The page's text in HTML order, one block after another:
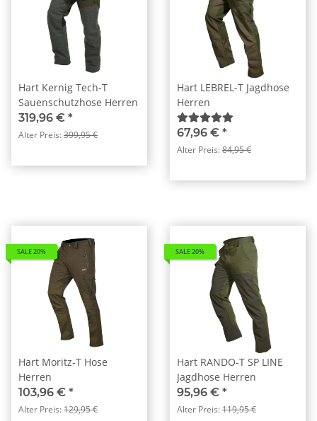
Hart Kernig Tech-T
Sauenschutzhose Herren
319,96 € *
Alter Preis:399,95 €
Hart LEBREL-T Jagdhose
Herren
67,96 € *
Alter Preis:84,95 €
SALE 20%
Hart Moritz-T Hose
Herren
103,96 € *
Alter Preis:129,95 €
SALE 20%
Hart RANDO-T SP LINE
Jagdhose Herren
95,96 € *
Alter Preis:119,95 €